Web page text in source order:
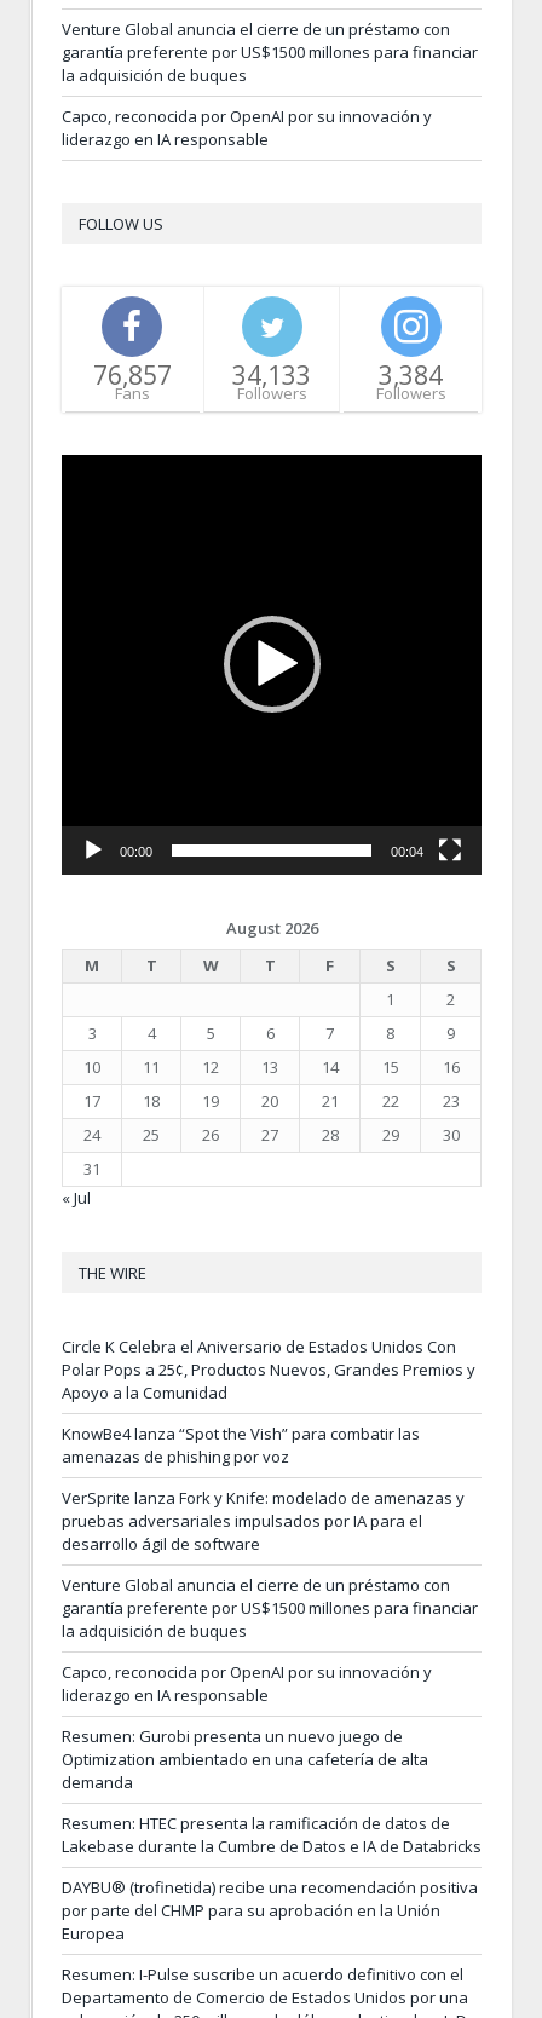
Venture Global anuncia el cierre de un préstamo con
garantía preferente por US$1500 millones para financiar
la adquisición de buques
Capco, reconocida por OpenAI por su innovación y
liderazgo en IA responsable
FOLLOW US
76,857
Fans
34,133
Followers
3,384
Followers
00:00 00:04
August 2026
M
T W T F S
S
1
2
3
4 5 6 7 8
9
10
11 12 13 14 15
16
17
18 19 20 21 22
23
24
25 26 27 28 29
30
31
« Jul
THE WIRE
Circle K Celebra el Aniversario de Estados Unidos Con
Polar Pops a 25¢, Productos Nuevos, Grandes Premios y
Apoyo a la Comunidad
KnowBe4 lanza “Spot the Vish” para combatir las
amenazas de phishing por voz
VerSprite lanza Fork y Knife: modelado de amenazas y
pruebas adversariales impulsados por IA para el
desarrollo ágil de software
Venture Global anuncia el cierre de un préstamo con
garantía preferente por US$1500 millones para financiar
la adquisición de buques
Capco, reconocida por OpenAI por su innovación y
liderazgo en IA responsable
Resumen: Gurobi presenta un nuevo juego de
Optimization ambientado en una cafetería de alta
demanda
Resumen: HTEC presenta la ramificación de datos de
Lakebase durante la Cumbre de Datos e IA de Databricks
DAYBU® (trofinetida) recibe una recomendación positiva
por parte del CHMP para su aprobación en la Unión
Europea
Resumen: I-Pulse suscribe un acuerdo definitivo con el
Departamento de Comercio de Estados Unidos por una